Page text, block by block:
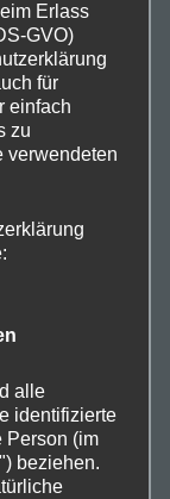
Erlass
GVO)
für
einfach
zu
verwendeten
alle
identifizierte
Person (im
beziehen.